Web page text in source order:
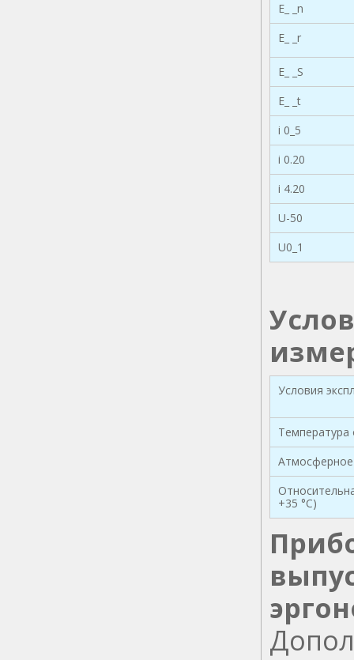
E_ _n
E_ _r
E_ _S
E_ _t
i 0_5
i 0.20
i 4.20
U-50
U0_1
Условия
+35 °С)